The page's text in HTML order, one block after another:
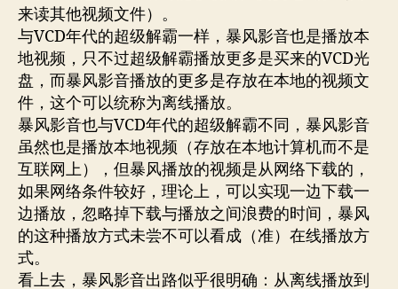
来读其他视频文件）。
与VCD年代的超级解霸一样，暴风影音也是播放本
地视频，只不过超级解霸播放更多是买来的VCD光
盘，而暴风影音播放的更多是存放在本地的视频文
件，这个可以统称为离线播放。
暴风影音也与VCD年代的超级解霸不同，暴风影音
虽然也是播放本地视频（存放在本地计算机而不是
互联网上），但暴风播放的视频是从网络下载的，
如果网络条件较好，理论上，可以实现一边下载一
边播放，忽略掉下载与播放之间浪费的时间，暴风
的这种播放方式未尝不可以看成（准）在线播放方
式。
看上去，暴风影音出路似乎很明确：从离线播放到